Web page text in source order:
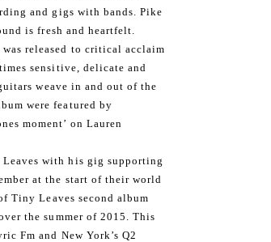
and gigs with bands. Pike
is fresh and heartfelt.
released to critical acclaim
sensitive, delicate and
weave in and out of the
were featured by
moment’ on Lauren
with his gig supporting
at the start of their world
Tiny Leaves second album
the summer of 2015. This
Fm and New York’s Q2